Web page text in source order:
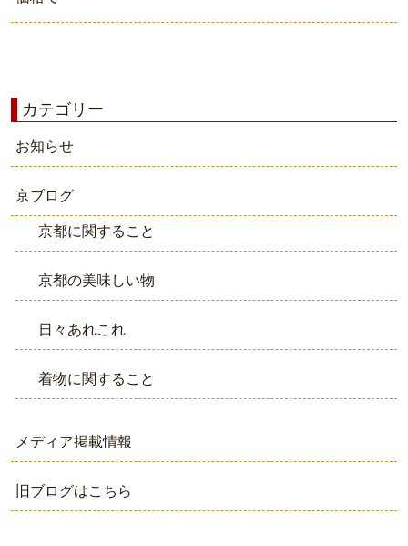
カテゴリー
お知らせ
京ブログ
京都に関すること
京都の美味しい物
日々あれこれ
着物に関すること
メディア掲載情報
旧ブログはこちら